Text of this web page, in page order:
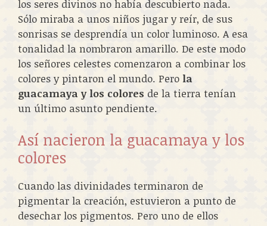
los seres divinos no había descubierto nada.
Sólo miraba a unos niños jugar y reír, de sus
sonrisas se desprendía un color luminoso. A esa
tonalidad la nombraron amarillo. De este modo
los señores celestes comenzaron a combinar los
colores y pintaron el mundo. Pero la
guacamaya y los colores de la tierra tenían
un último asunto pendiente.
Así nacieron la guacamaya y los
colores
Cuando las divinidades terminaron de
pigmentar la creación, estuvieron a punto de
desechar los pigmentos. Pero uno de ellos